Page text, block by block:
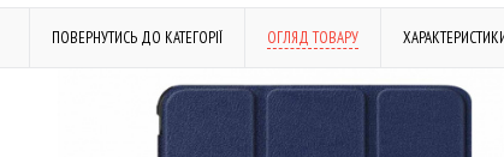
ПОВЕРНУТИСЬ ДО КАТЕГОРІЇ ОГЛЯД ТОВАРУ